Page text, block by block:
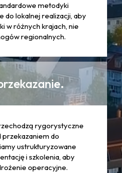
metodyki
do lokalnej realizacji, aby
w różnych krajach, nie
regionalnych.
rygorystyczne
do
ustrukturyzowane
i szkolenia, aby
operacyjne.